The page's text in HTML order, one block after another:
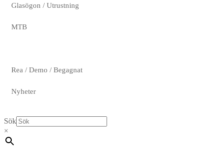
Glasögon / Utrustning
MTB
Rea / Demo / Begagnat
Nyheter
Sök
×